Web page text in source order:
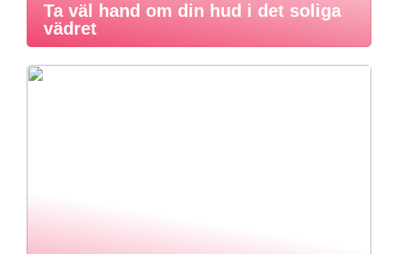
Ta väl hand om din hud i det soliga
vädret